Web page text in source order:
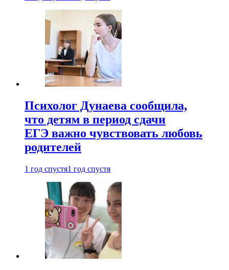
Психолог Дунаева сообщила,
что детям в период сдачи
ЕГЭ важно чувствовать любовь
родителей
1 год спустя1 год спустя